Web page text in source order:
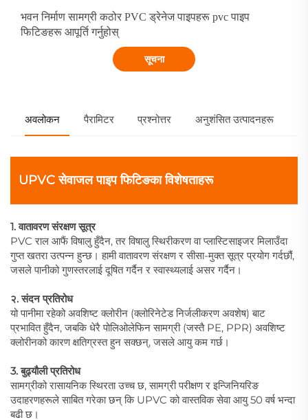
भवन निर्माण सामग्री कठोर PVC ड्रेनेज पाइपहरू pvc पाइप
फिटिङहरू आपूर्ति गर्नुहोस्
सूचना
अवलोकन पैरामिटर प्रश्नोत्तर अनुशंसित उत्पादनहरू
UPVC सेवाजल पाइप फिटिङका विशेषताहरू
1. वातावरण संरक्षण सूत्र
PVC राल आफैं विषालु हुँदैन, तर विषालु स्थिरीकरण वा प्लास्टिसाइजर मिलाउँदा
गुप्त खतरा उत्पन्न हुन्छ। हामी वातावरण संरक्षण र सीसा-मुक्त सूत्र प्रयोग गर्दछौं,
जसले पानीको गुणस्तरलाई दूषित गर्दैन र स्वास्थ्यलाई असर गर्दैन।
२. संदन प्रतिरोध
यो पानीमा रहेको अवशिष्ट क्लोरीन (क्लोरिनेटेड निर्जलीकरण अवशेष) बाट
प्रभावित हुँदैन, जबकि धेरै पोलिओलेफिन सामग्री (जस्तै PE, PPR) अवशिष्ट
क्लोरीनको कारण क्षतिग्रस्त हुन सक्छन्, जसले आयु कम गर्छ।
3. बुढ्यौली प्रतिरोध
सामग्रीको रासायनिक स्थिरता उच्च छ, सामग्री परीक्षण र इन्जिनियरिङ
उदाहरणहरूले साबित गरेका छन् कि UPVC को वास्तविक सेवा आयु 50 वर्ष भन्दा
बढी छ।